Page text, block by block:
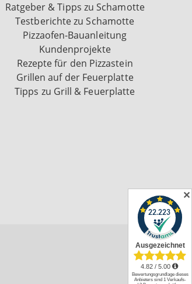
Ratgeber & Tipps zu Schamotte
Testberichte zu Schamotte
Pizzaofen-Bauanleitung
Kundenprojekte
Rezepte für den Pizzastein
Grillen auf der Feuerplatte
Tipps zu Grill & Feuerplatte
✕